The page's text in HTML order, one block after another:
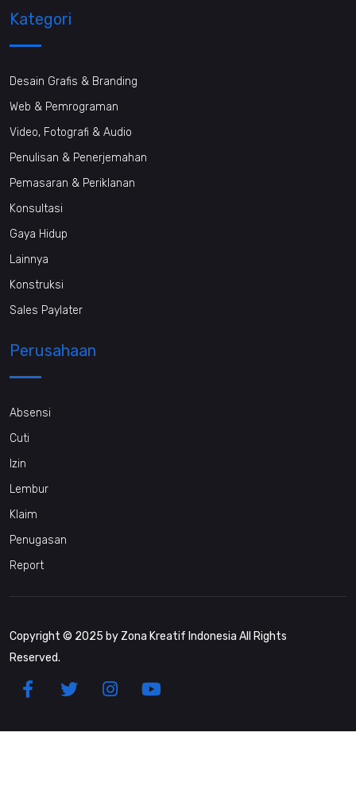
Kategori
Desain Grafis & Branding
Web & Pemrograman
Video, Fotografi & Audio
Penulisan & Penerjemahan
Pemasaran & Periklanan
Konsultasi
Gaya Hidup
Lainnya
Konstruksi
Sales Paylater
Perusahaan
Absensi
Cuti
Izin
Lembur
Klaim
Penugasan
Report
Copyright © 2025 by Zona Kreatif Indonesia All Rights
Reserved.